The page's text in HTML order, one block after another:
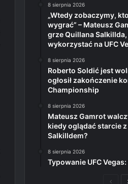
8 sierpnia 2026
„Wtedy zobaczymy,
wygrać” – Mateusz
grze Quillana
wykorzystać na UFC
8 sierpnia 2026
Roberto Soldić jest
ogłosił zakończenie
Championship
8 sierpnia 2026
Mateusz Gamrot
kiedy oglądać starcie
Salkilldem?
8 sierpnia 2026
Typowanie UFC